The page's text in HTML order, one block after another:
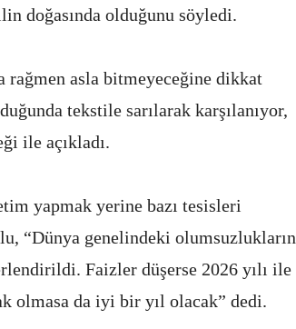
doğasında olduğunu söyledi.
rağmen asla bitmeyeceğine dikkat
tekstile sarılarak karşılanıyor,
ile açıkladı.
yapmak yerine bazı tesisleri
“Dünya genelindeki olumsuzlukların
Faizler düşerse 2026 yılı ile
olmasa da iyi bir yıl olacak” dedi.